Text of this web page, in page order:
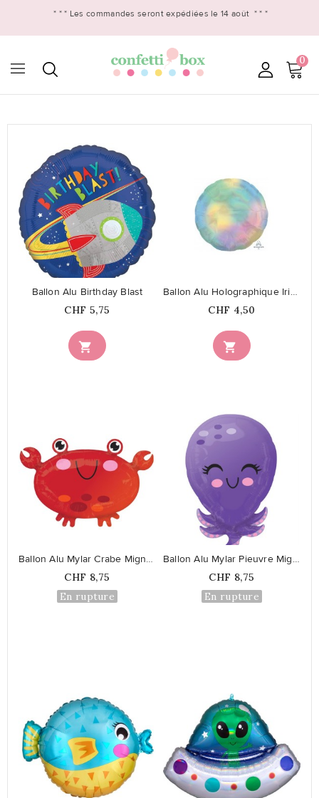
* * * Les commandes seront expédiées le 14 août * * *
0
favorite_border

Ballon Alu Birthday Blast
Prix
CHF 5,75

Ballon Alu Holographique Irisé...
Prix
CHF 4,50
favorite_border
Ballon Alu Mylar Crabe Mignon
Prix
CHF 8,75
En rupture
Ballon Alu Mylar Pieuvre Mignonne
Prix
CHF 8,75
En rupture
favorite_border